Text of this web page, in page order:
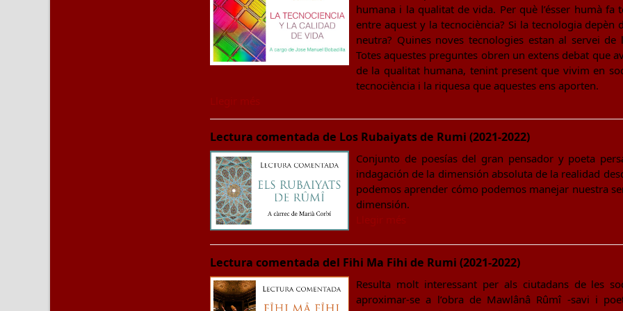
humana i la qualitat de vida. Per què l’ésser humà fa
entre aquest y la tecnociència? Si la tecnologia depèn
neutra? Quines noves tecnologies estan al servei
Totes aquestes preguntes obren un extens debat que
de la qualitat humana, tenint present que vivim en
tecnociència i la riquesa que aquestes ens aporten.
Lectura comentada de Los Rubaiyats de Rumi (2021-2022)
Conjunto de poesías del gran pensador y poeta
indagación de la dimensión absoluta de la realidad
podemos aprender cómo podemos manejar nuestra
dimensión.
Lectura comentada del Fihi Ma Fihi de Rumi (2021-2022)
Resulta molt interessant per als ciutadans de les
aproximar-se a l’obra de Mawlânâ Rûmî -savi i